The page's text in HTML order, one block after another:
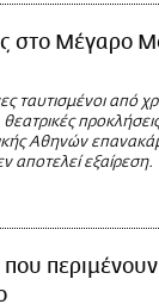
στο Μέγαρο
ταυτισμένοι από
Αθηνών
αποτελεί εξαίρεση.